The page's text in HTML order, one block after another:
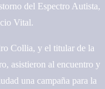
del Espectro Autista,
Vital.
Collia, y el titular de la
asistieron al encuentro y
una campaña para la